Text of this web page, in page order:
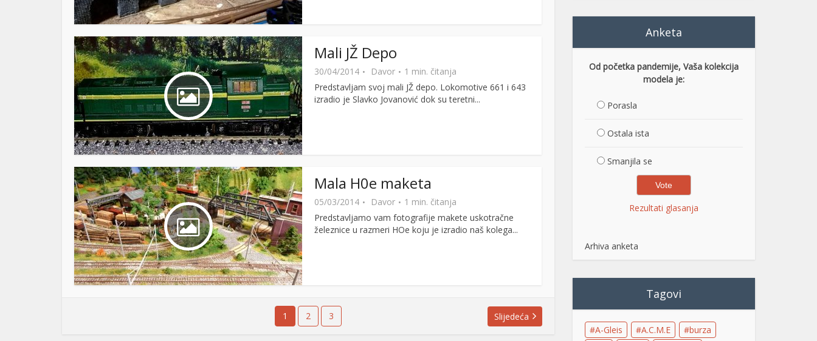
Mali JŽ Depo
30/04/2014 Davor
1 min. čitanja
Predstavljam svoj mali JŽ depo. Lokomotive 661 i 643
izradio je Slavko Jovanović dok su teretni...
Mala H0e maketa
05/03/2014 Davor
1 min. čitanja
Predstavljamo vam fotografije makete uskotračne
železnice u razmeri HOe koju je izradio naš kolega...
1 2 3 Slijedeća
Anketa
Od početka pandemije, Vaša kolekcija
modela je:
Porasla
Ostala ista
Smanjila se
Rezultati glasanja
Arhiva anketa
Tagovi
A-Gleis A.C.M.E
burza